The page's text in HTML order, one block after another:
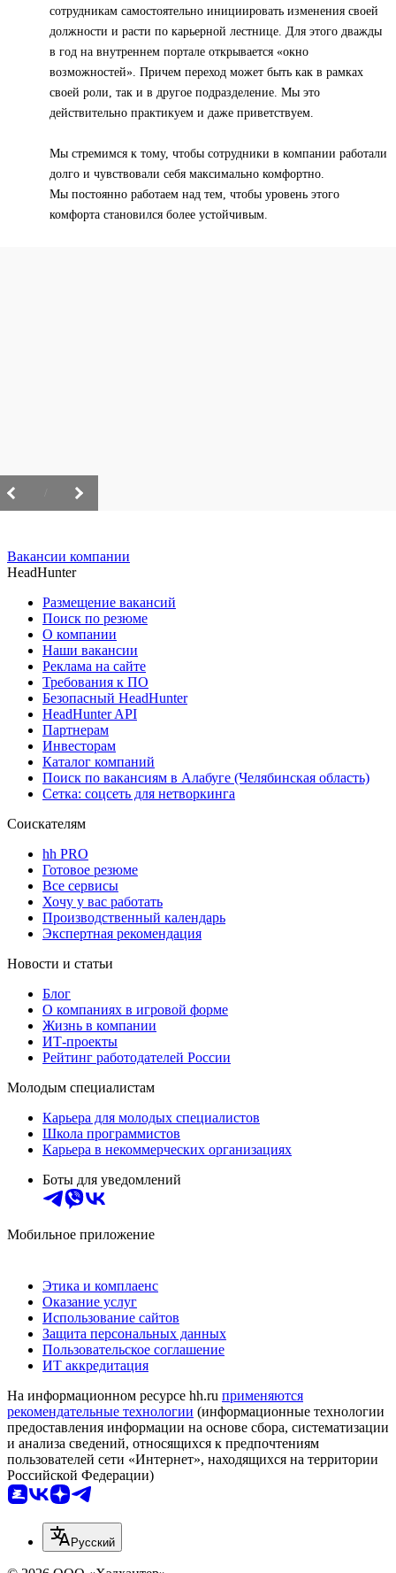
сотрудникам самостоятельно инициировать изменения своей
должности и расти по карьерной лестнице. Для этого дважды
в год на внутреннем портале открывается «окно
возможностей». Причем переход может быть как в рамках
своей роли, так и в другое подразделение. Мы это
действительно практикуем и даже приветствуем.
Мы стремимся к тому, чтобы сотрудники в компании работали
долго и чувствовали себя максимально комфортно.
Мы постоянно работаем над тем, чтобы уровень этого
комфорта становился более устойчивым.
Вакансии компании
HeadHunter
Размещение вакансий
Поиск по резюме
О компании
Наши вакансии
Реклама на сайте
Требования к ПО
Безопасный HeadHunter
HeadHunter API
Партнерам
Инвесторам
Каталог компаний
Поиск по вакансиям в Алабуге (Челябинская область)
Сетка: соцсеть для нетворкинга
Соискателям
hh PRO
Готовое резюме
Все сервисы
Хочу у вас работать
Производственный календарь
Экспертная рекомендация
Новости и статьи
Блог
О компаниях в игровой форме
Жизнь в компании
ИТ-проекты
Рейтинг работодателей России
Молодым специалистам
Карьера для молодых специалистов
Школа программистов
Карьера в некоммерческих организациях
Боты для уведомлений
Мобильное приложение
Этика и комплаенс
Оказание услуг
Использование сайтов
Защита персональных данных
Пользовательское соглашение
ИТ аккредитация
На информационном ресурсе hh.ru применяются
рекомендательные технологии (информационные технологии
предоставления информации на основе сбора, систематизации
и анализа сведений, относящихся к предпочтениям
пользователей сети «Интернет», находящихся на территории
Российской Федерации)
Русский